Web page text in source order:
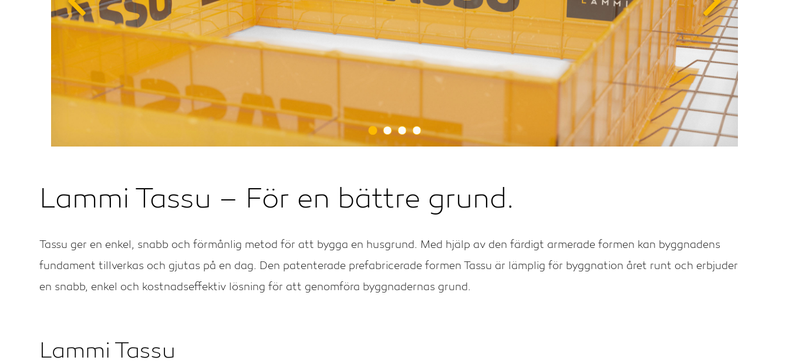
Lammi Tassu – För en bättre grund.
Tassu ger en enkel, snabb och förmånlig metod för att bygga en husgrund. Med hjälp av den färdigt armerade formen kan byggnadens
fundament tillverkas och gjutas på en dag. Den patenterade prefabricerade formen Tassu är lämplig för byggnation året runt och erbjuder
en snabb, enkel och kostnadseffektiv lösning för att genomföra byggnadernas grund.
Lammi Tassu